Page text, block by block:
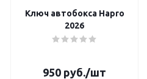
Ключ автобокса Hapro
2026
950 руб./шт